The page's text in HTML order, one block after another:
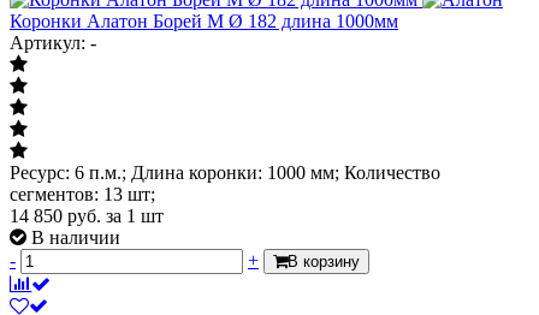
Коронки Алатон Борей М Ø 182 длина 1000мм
Артикул: -
Ресурс: 6 п.м.; Длина коронки: 1000 мм; Количество
сегментов: 13 шт;
14 850 руб. за 1 шт
В наличии
-
+ В корзину